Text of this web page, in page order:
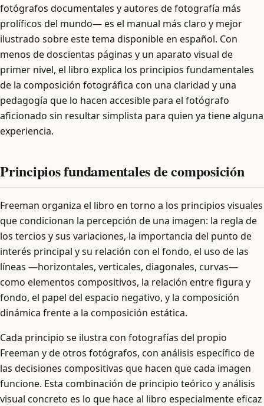
fotógrafos documentales y autores de fotografía más
prolíficos del mundo— es el manual más claro y mejor
ilustrado sobre este tema disponible en español. Con
menos de doscientas páginas y un aparato visual de
primer nivel, el libro explica los principios fundamentales
de la composición fotográfica con una claridad y una
pedagogía que lo hacen accesible para el fotógrafo
aficionado sin resultar simplista para quien ya tiene alguna
experiencia.
Principios fundamentales de composición
Freeman organiza el libro en torno a los principios visuales
que condicionan la percepción de una imagen: la regla de
los tercios y sus variaciones, la importancia del punto de
interés principal y su relación con el fondo, el uso de las
líneas —horizontales, verticales, diagonales, curvas—
como elementos compositivos, la relación entre figura y
fondo, el papel del espacio negativo, y la composición
dinámica frente a la composición estática.
Cada principio se ilustra con fotografías del propio
Freeman y de otros fotógrafos, con análisis específico de
las decisiones compositivas que hacen que cada imagen
funcione. Esta combinación de principio teórico y análisis
visual concreto es lo que hace al libro especialmente eficaz